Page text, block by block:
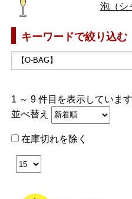
泡（シ
キーワードで絞り込む
1 ～ 9 件目を表示しています
並べ替え
在庫切れを除く